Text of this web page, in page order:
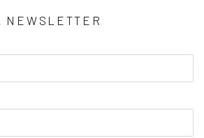
NEWSLETTER